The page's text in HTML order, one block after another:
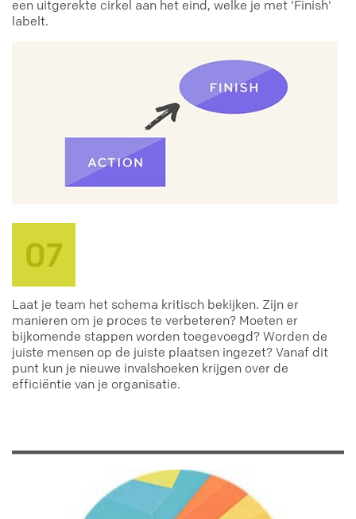
een uitgerekte cirkel aan het eind, welke je met 'Finish'
labelt.
Laat je team het schema kritisch bekijken. Zijn er
manieren om je proces te verbeteren? Moeten er
bijkomende stappen worden toegevoegd? Worden de
juiste mensen op de juiste plaatsen ingezet? Vanaf dit
punt kun je nieuwe invalshoeken krijgen over de
efficiëntie van je organisatie.